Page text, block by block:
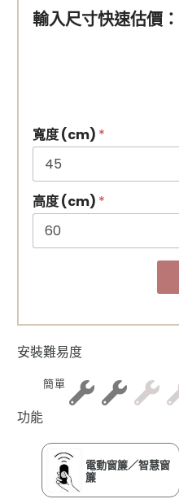
輸入尺寸快速估價：
寬度 (cm) *
高度 (cm) *
安裝難易度
簡單
功能
電動窗簾／智慧窗
簾